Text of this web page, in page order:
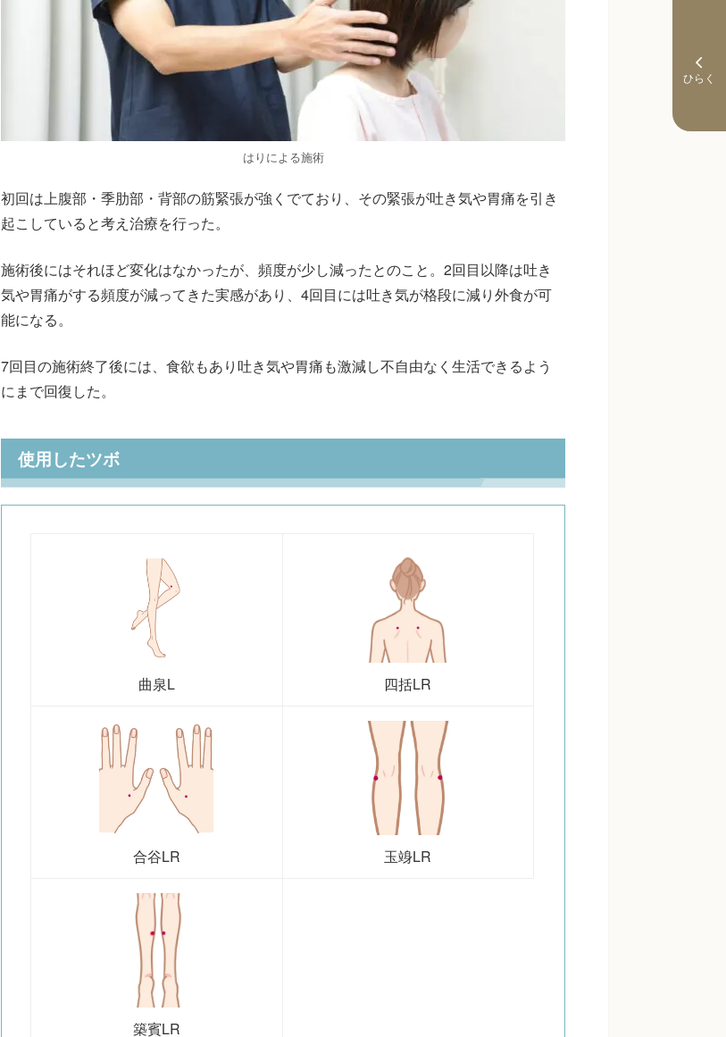
はりによる施術
初回は上腹部・季肋部・背部の筋緊張が強くでており、その緊張が吐き気や胃痛を引き
起こしていると考え治療を行った。
施術後にはそれほど変化はなかったが、頻度が少し減ったとのこと。2回目以降は吐き
気や胃痛がする頻度が減ってきた実感があり、4回目には吐き気が格段に減り外食が可
能になる。
7回目の施術終了後には、食欲もあり吐き気や胃痛も激減し不自由なく生活できるよう
にまで回復した。
使用したツボ
曲泉L 四括LR
合谷LR 玉竧LR
築賓LR